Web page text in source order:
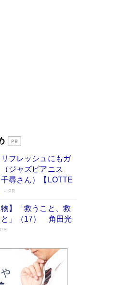
た18年の物語に幕 特装
高嶋政伸が明かし
”への葛藤 インティマ
えられたNHK『大奥』
フレッシュにもガ
ジャズピアニス
尋さん）【LOTTE
PR
物】「救うこと、救
と」（17） 角田光
PR